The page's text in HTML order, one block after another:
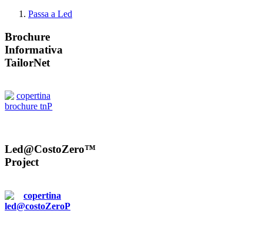
Passa a Led
Brochure
Informativa
TailorNet
Led@CostoZero™
Project